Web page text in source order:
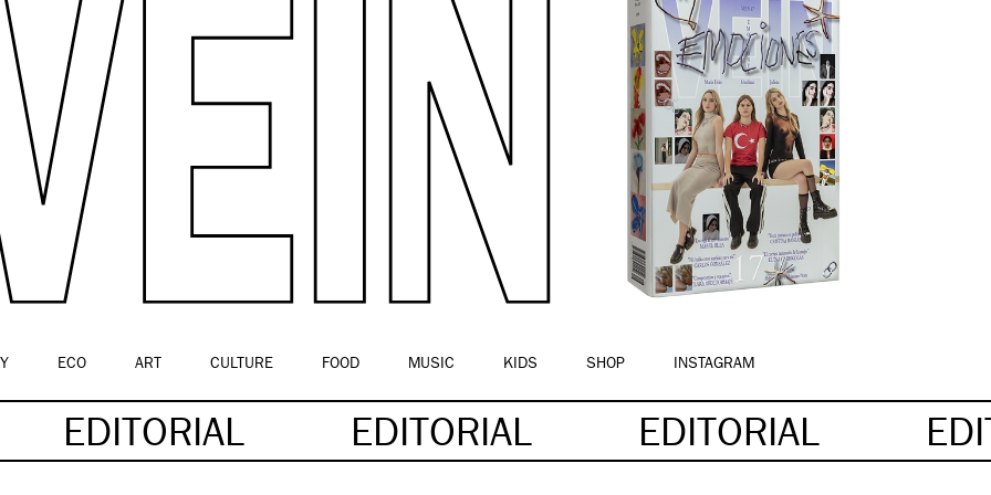
ECO ART CULTURE FOOD MUSIC KIDS SHOP INSTAGRAM
EDITORIAL EDITORIAL EDITORIAL